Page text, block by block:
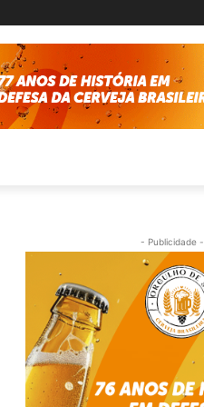
- Publicidade -